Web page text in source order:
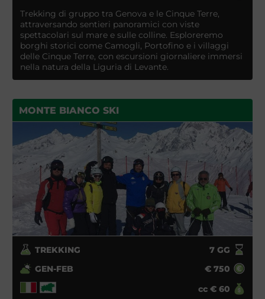
Trekking di gruppo tra Genova e le Cinque Terre,
attraversando sentieri panoramici con viste
spettacolari sul mare e sulle colline. Esploreremo
borghi storici come Camogli, Portofino e i villaggi
delle Cinque Terre, con escursioni giornaliere immersi
nella natura della Liguria di Levante.
MONTE BIANCO SKI
TREKKING 7GG
GEN-FEB
€ 750
cc € 60